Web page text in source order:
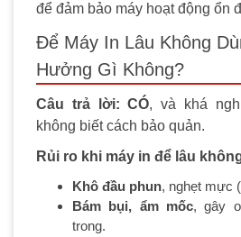
để đảm bảo máy hoạt động ổn
Để Máy In Lâu Không
Hưởng Gì Không?
Câu trả lời: CÓ, và khá
không biết cách bảo quản.
Rủi ro khi máy in để lâu
Khô đầu phun, nghẹt mực
Bám bụi, ẩm mốc, gây
trong.